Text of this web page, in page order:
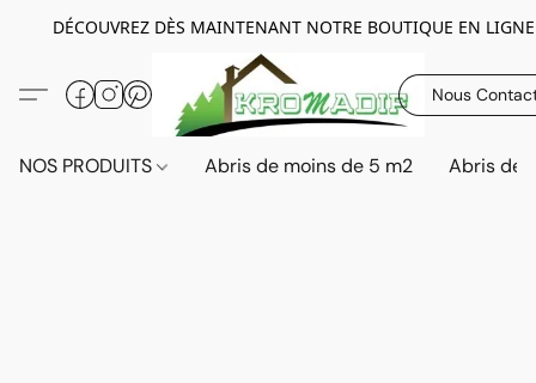
DÉCOUVREZ DÈS MAINTENANT NOTRE BOUTIQUE EN LIGNE
Nous
NOS PRODUITS Abris de moins de 5 m2 Abris de